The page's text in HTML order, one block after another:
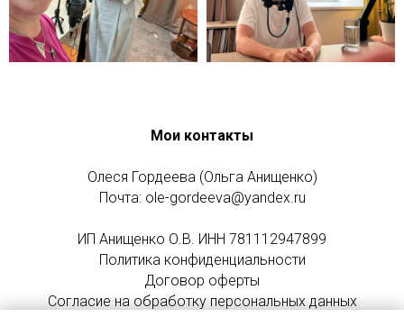
Мои контакты
Олеся Гордеева (Ольга Анищенко)
Почта: ole-gordeeva@yandex.ru
ИП Анищенко О.В. ИНН 781112947899
Политика конфиденциальности
Договор оферты
Согласие на обработку персональных данных